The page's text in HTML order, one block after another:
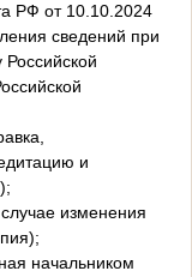
РФ от 10.10.2024
сведений при
Российской
и
изменения
начальником